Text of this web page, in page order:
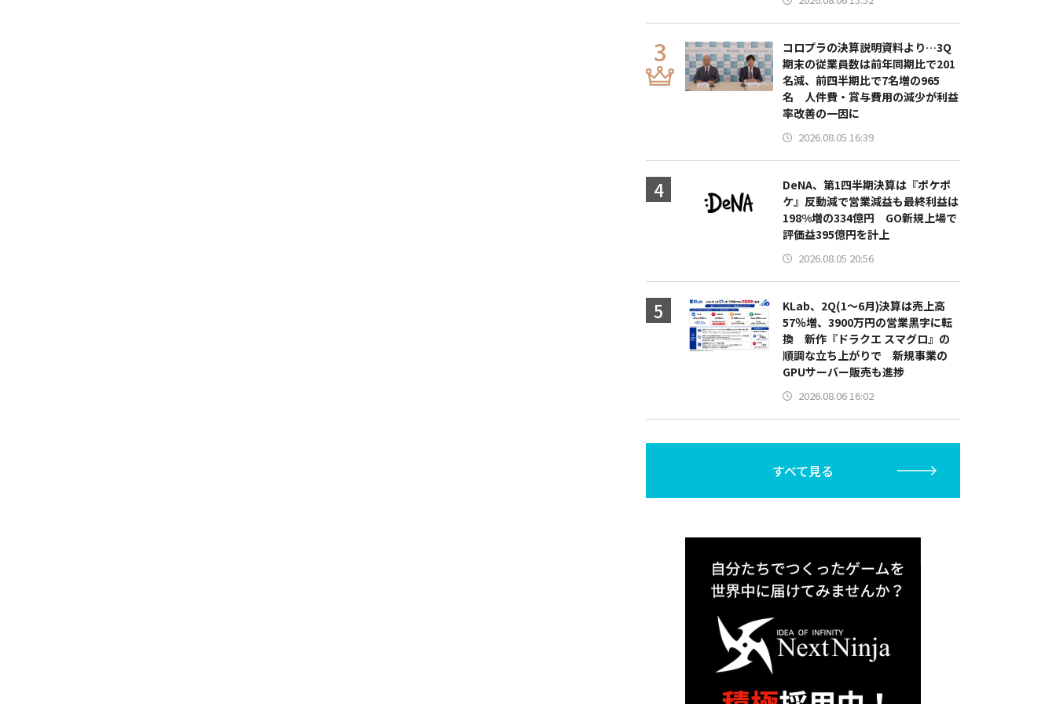
コロプラの決算説明資料より…3Q
期末の従業員数は前年同期比で201
名減、前四半期比で7名増の965
名 人件費・賞与費用の減少が利益
率改善の一因に
2026.08.05 16:39
DeNA、第1四半期決算は『ポケポ
ケ』反動減で営業減益も最終利益は
198%増の334億円 GO新規上場で
評価益395億円を計上
2026.08.05 20:56
KLab、2Q(1～6月)決算は売上高
57％増、3900万円の営業黒字に転
換 新作『ドラクエ スマグロ』の
順調な立ち上がりで 新規事業の
GPUサーバー販売も進捗
2026.08.06 16:02
すべて見る